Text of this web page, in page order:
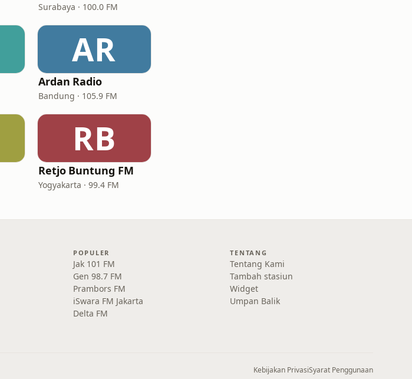
Surabaya · 100.0 FM
AR
Ardan Radio
Bandung · 105.9 FM
RB
Retjo Buntung FM
Yogyakarta · 99.4 FM
POPULER
Jak 101 FM
Gen 98.7 FM
Prambors FM
iSwara FM Jakarta
Delta FM
TENTANG
Tentang Kami
Tambah stasiun
Widget
Umpan Balik
Kebijakan PrivasiSyarat Penggunaan